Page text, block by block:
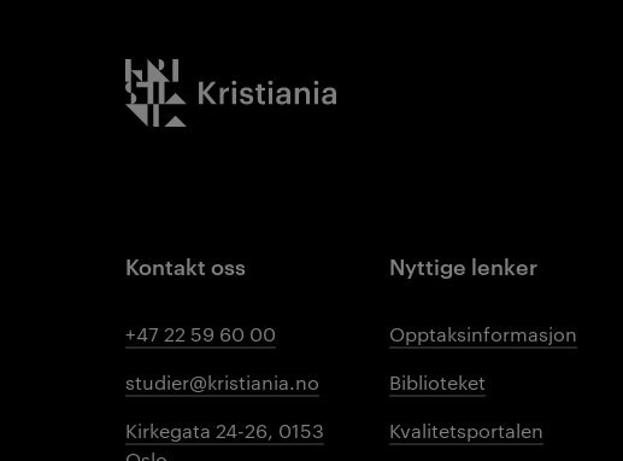
Kristiania logo
Kontakt oss
+47 22 59 60 00
studier@kristiania.no
Kirkegata 24-26, 0153
Nyttige lenker
Opptaksinformasjon
Biblioteket
Kvalitetsportalen